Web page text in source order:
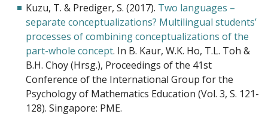
Kuzu, T. & Prediger, S. (2017). Two languages –
separate conceptualizations? Multilingual students’
processes of combining conceptualizations of the
part-whole concept. In B. Kaur, W.K. Ho, T.L. Toh &
B.H. Choy (Hrsg.), Proceedings of the 41st
Conference of the International Group for the
Psychology of Mathematics Education (Vol. 3, S. 121-
128). Singapore: PME.